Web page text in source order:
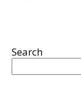
Search